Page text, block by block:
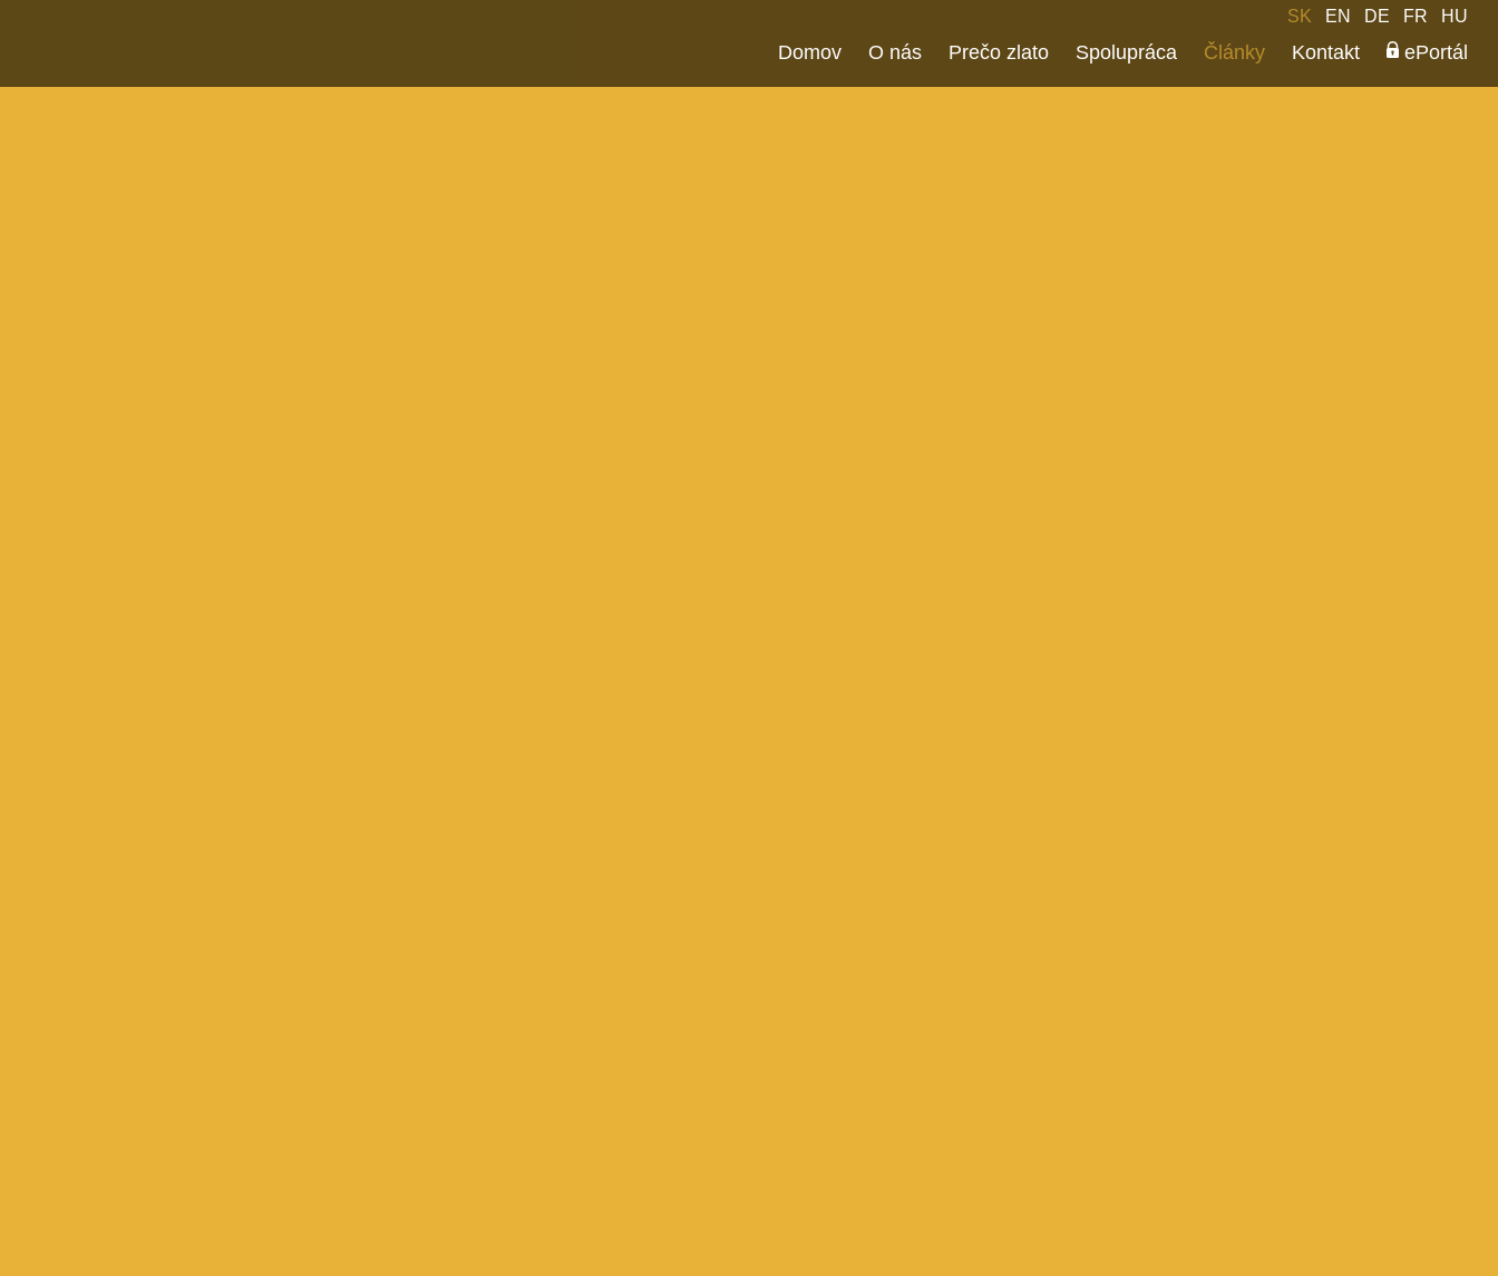
SK EN DE FR HU
Domov O nás Prečo zlato Spolupráca Články Kontakt ePortál